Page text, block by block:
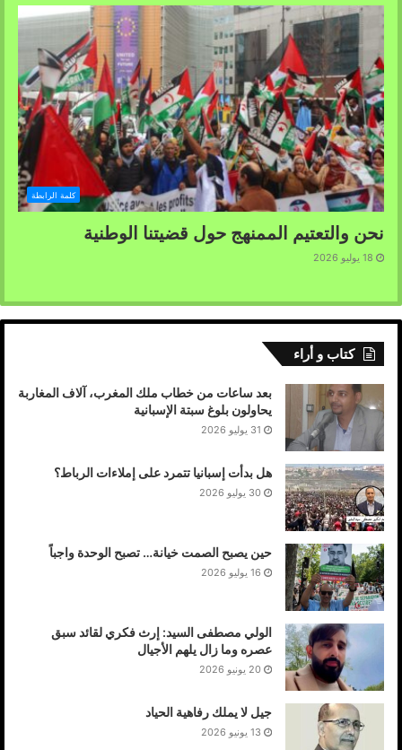
كلمة الرابطة
نحن والتعتيم الممنهج حول قضيتنا الوطنية
18 يوليو 2026
كتاب و أراء
بعد ساعات من خطاب ملك المغرب، آلاف المغاربة
يحاولون بلوغ سبتة الإسبانية
31 يوليو 2026
هل بدأت إسبانيا تتمرد على إملاءات الرباط؟
30 يوليو 2026
حين يصبح الصمت خيانة… تصبح الوحدة واجباً
16 يوليو 2026
الولي مصطفى السيد: إرث فكري لقائد سبق
عصره وما زال يلهم الأجيال
20 يونيو 2026
جيل لا يملك رفاهية الحياد
13 يونيو 2026